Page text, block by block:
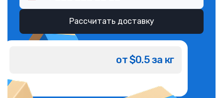
Рассчитать доставку
от $0.5 за кг